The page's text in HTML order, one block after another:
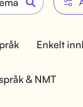
Enkelt
& NMT